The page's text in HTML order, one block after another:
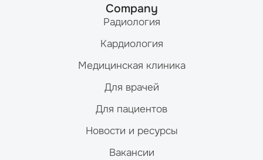
Company
Радиология
Кардиология
Медицинская клиника
Для врачей
Для пациентов
Новости и ресурсы
Вакансии